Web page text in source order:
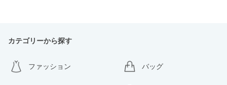
カテゴリーから探す
ファッション バッグ